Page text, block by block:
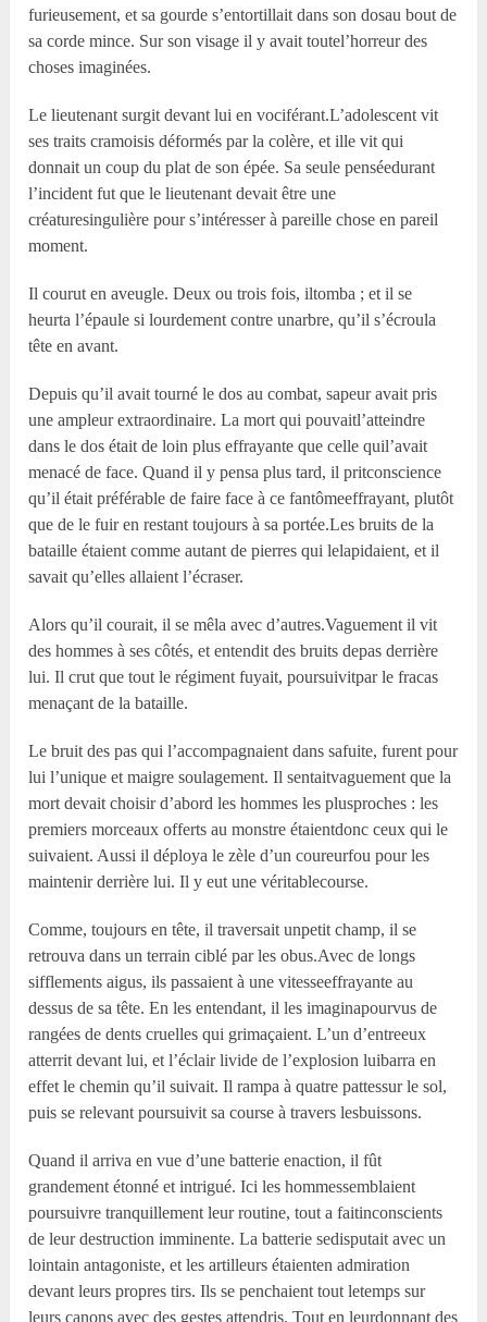
furieusement, et sa gourde s’entortillait dans son dosau bout de
sa corde mince. Sur son visage il y avait toutel’horreur des
choses imaginées.
Le lieutenant surgit devant lui en vociférant.L’adolescent vit
ses traits cramoisis déformés par la colère, et ille vit qui
donnait un coup du plat de son épée. Sa seule penséedurant
l’incident fut que le lieutenant devait être une
créaturesingulière pour s’intéresser à pareille chose en pareil
moment.
Il courut en aveugle. Deux ou trois fois, iltomba ; et il se
heurta l’épaule si lourdement contre unarbre, qu’il s’écroula
tête en avant.
Depuis qu’il avait tourné le dos au combat, sapeur avait pris
une ampleur extraordinaire. La mort qui pouvaitl’atteindre
dans le dos était de loin plus effrayante que celle quil’avait
menacé de face. Quand il y pensa plus tard, il pritconscience
qu’il était préférable de faire face à ce fantômeeffrayant, plutôt
que de le fuir en restant toujours à sa portée.Les bruits de la
bataille étaient comme autant de pierres qui lelapidaient, et il
savait qu’elles allaient l’écraser.
Alors qu’il courait, il se mêla avec d’autres.Vaguement il vit
des hommes à ses côtés, et entendit des bruits depas derrière
lui. Il crut que tout le régiment fuyait, poursuivitpar le fracas
menaçant de la bataille.
Le bruit des pas qui l’accompagnaient dans safuite, furent pour
lui l’unique et maigre soulagement. Il sentaitvaguement que la
mort devait choisir d’abord les hommes les plusproches : les
premiers morceaux offerts au monstre étaientdonc ceux qui le
suivaient. Aussi il déploya le zèle d’un coureurfou pour les
maintenir derrière lui. Il y eut une véritablecourse.
Comme, toujours en tête, il traversait unpetit champ, il se
retrouva dans un terrain ciblé par les obus.Avec de longs
sifflements aigus, ils passaient à une vitesseeffrayante au
dessus de sa tête. En les entendant, il les imaginapourvus de
rangées de dents cruelles qui grimaçaient. L’un d’entreeux
atterrit devant lui, et l’éclair livide de l’explosion luibarra en
effet le chemin qu’il suivait. Il rampa à quatre pattessur le sol,
puis se relevant poursuivit sa course à travers lesbuissons.
Quand il arriva en vue d’une batterie enaction, il fût
grandement étonné et intrigué. Ici les hommessemblaient
poursuivre tranquillement leur routine, tout a faitinconscients
de leur destruction imminente. La batterie sedisputait avec un
lointain antagoniste, et les artilleurs étaienten admiration
devant leurs propres tirs. Ils se penchaient tout letemps sur
leurs canons avec des gestes attendris. Tout en leurdonnant des